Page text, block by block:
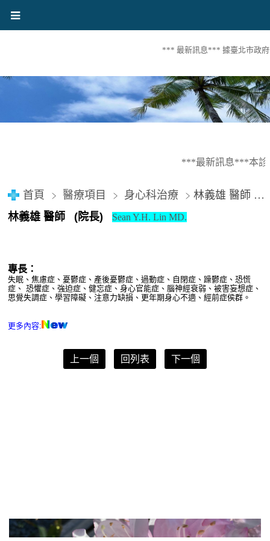
*** 最新訊息*** 據臺北市政府
***最新訊息***本診
首頁 醫療項目 身心科治療
林義雄 醫師 (院長) Sean Y.H. Lin MD.
林義雄 醫師 (院長)
Sean Y.H. Lin MD.
專長：
失眠、焦慮症、憂鬱症、產後憂鬱症、過動症、自閉症、躁鬱症、恐慌
症、 恐懼症、強迫症、健忘症、身心官能症、腦神經衰弱、被害妄想症、
思覺失調症、學習障礙、注意力缺損、更年期身心不適、經前症侯群。
更多內容:
上一個 回列表 下一個